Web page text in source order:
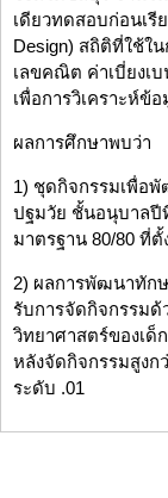
เดียวทดสอบก่อนเรี
Design) สถิติที่ใช้ใ
เลขคณิต ค่าเบี่ยงเ
เพื่อการวิเคราะห์ข้อ
ผลการศึกษาพบว่า
1) ชุดกิจกรรมเพื่อ
ปฐมวัย ชั้นอนุบาลปี
มาตรฐาน 80/80 ที่ตั้
2) ผลการพัฒนาทัก
รับการจัดกิจกรรม
วิทยาศาสตร์ของเด็
หลังจัดกิจกรรมสูง
ระดับ .01